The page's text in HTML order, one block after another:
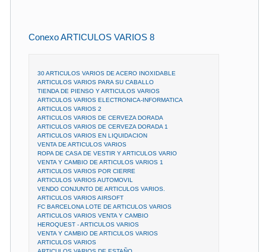
Conexo ARTICULOS VARIOS 8
30 ARTICULOS VARIOS DE ACERO INOXIDABLE
ARTICULOS VARIOS PARA SU CABALLO
TIENDA DE PIENSO Y ARTICULOS VARIOS
ARTICULOS VARIOS ELECTRONICA-INFORMATICA
ARTICULOS VARIOS 2
ARTICULOS VARIOS DE CERVEZA DORADA
ARTICULOS VARIOS DE CERVEZA DORADA 1
ARTICULOS VARIOS EN LIQUIDACION
VENTA DE ARTICULOS VARIOS
ROPA DE CASA DE VESTIR Y ARTICULOS VARIO
VENTA Y CAMBIO DE ARTICULOS VARIOS 1
ARTICULOS VARIOS POR CIERRE
ARTICULOS VARIOS AUTOMOVIL
VENDO CONJUNTO DE ARTICULOS VARIOS.
ARTICULOS VARIOS AIRSOFT
FC BARCELONA LOTE DE ARTICULOS VARIOS
ARTICULOS VARIOS VENTA Y CAMBIO
HEROQUEST - ARTICULOS VARIOS
VENTA Y CAMBIO DE ARTICULOS VARIOS
ARTICULOS VARIOS